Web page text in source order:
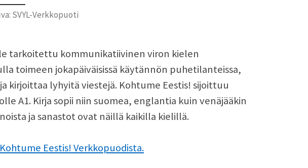
SVYL-Verkkopuoti
tarkoitettu kommunikatiivinen viron kielen
toimeen jokapäiväisissä käytännön puhetilanteissa,
kirjoittaa lyhyitä viestejä. Kohtume Eestis! sijoittuu
A1. Kirja sopii niin suomea, englantia kuin venäjääkin
ja sanastot ovat näillä kaikilla kielillä.
Eestis! Verkkopuodista.